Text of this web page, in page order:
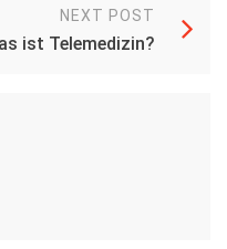
NEXT POST
ist Telemedizin?